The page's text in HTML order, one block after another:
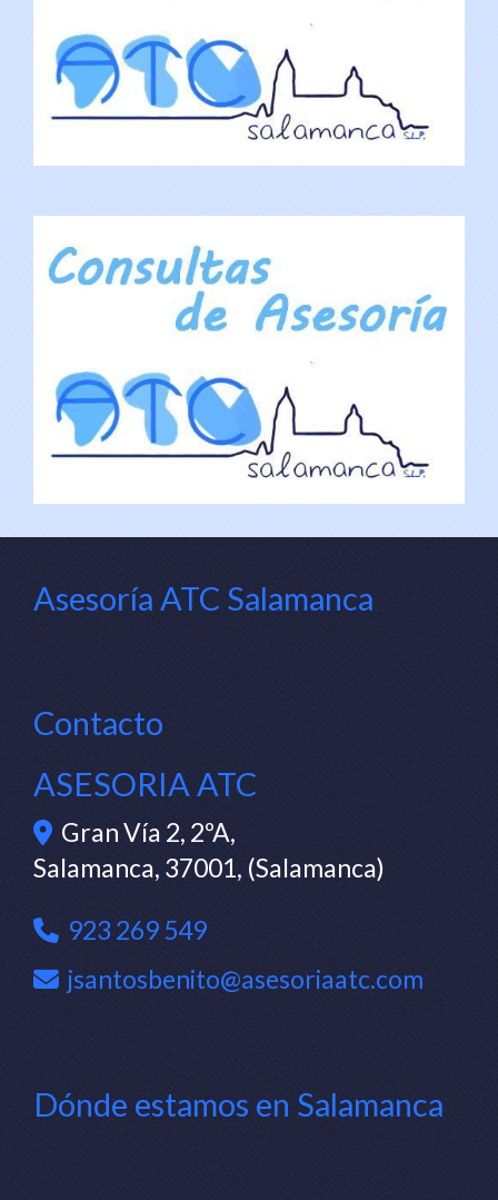
Asesoría ATC Salamanca
Contacto
ASESORIA ATC
Gran Vía 2, 2ºA,
Salamanca, 37001, (Salamanca)
923 269 549
jsantosbenito
asesoriaatc.com
Dónde estamos en Salamanca